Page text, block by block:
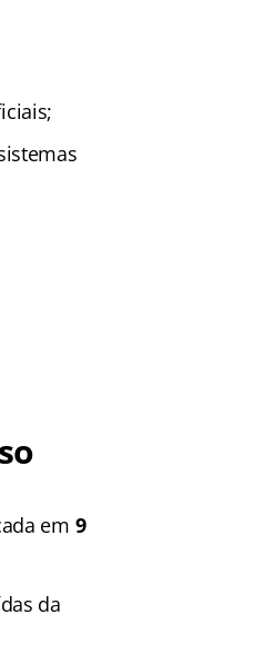
em 9
da